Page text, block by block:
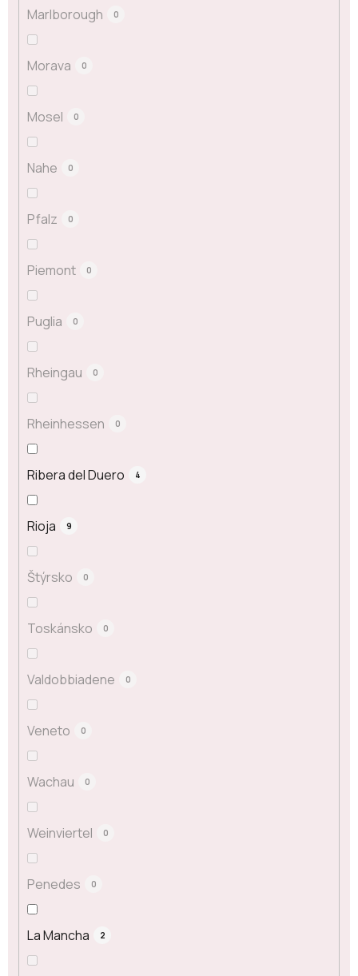
Marlborough 0
Morava 0
Mosel 0
Nahe 0
Pfalz 0
Piemont 0
Puglia 0
Rheingau 0
Rheinhessen 0
Ribera del Duero 4
Rioja 9
Štýrsko 0
Toskánsko 0
Valdobbiadene 0
Veneto 0
Wachau 0
Weinviertel 0
Penedes 0
La Mancha 2